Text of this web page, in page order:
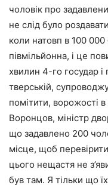
чоловік про
не слід було
коли натовп в 100
півмільйонна, і це
хвилин 4-го государ і
тверській,
помітити, ворожості
Воронцов, міністр
що задавлено 200
місце, щоб
цього нещастя не
був там. Я тільки що